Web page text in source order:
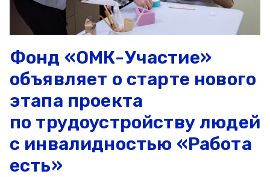
Фонд «ОМК-Участие»
объявляет о старте нового
этапа проекта
по трудоустройству людей
с инвалидностью «Работа
есть»